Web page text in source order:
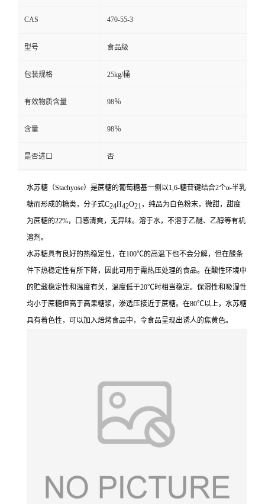
CAS 470-55-3
型号 食品级
包装规格 25kg/桶
有效物质含量 98％
含量 98％
是否进口 否
水苏糖（Stachyose）是蔗糖的葡萄糖基一侧以1,6-糖苷键结合2个α-半乳
糖而形成的糖类，分子式C24H42O21，纯品为白色粉末，微甜，甜度
为蔗糖的22%，口感清爽，无异味。溶于水，不溶于乙醚、乙醇等有机
溶剂。
水苏糖具有良好的热稳定性，在100℃的高温下也不会分解，但在酸条
件下热稳定性有所下降，因此可用于需热压处理的食品。在酸性环境中
的贮藏稳定性和温度有关，温度低于20℃时相当稳定。保湿性和吸湿性
均小于蔗糖但高于高果糖浆，渗透压接近于蔗糖。在80℃以上，水苏糖
具有着色性，可以加入焙烤食品中，令食品呈现出诱人的焦黄色。